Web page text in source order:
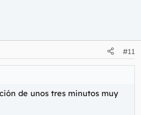
#11
de unos tres minutos muy